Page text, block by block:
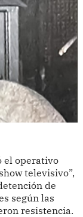
el operativo
televisivo”,
de
según las
resistencia.